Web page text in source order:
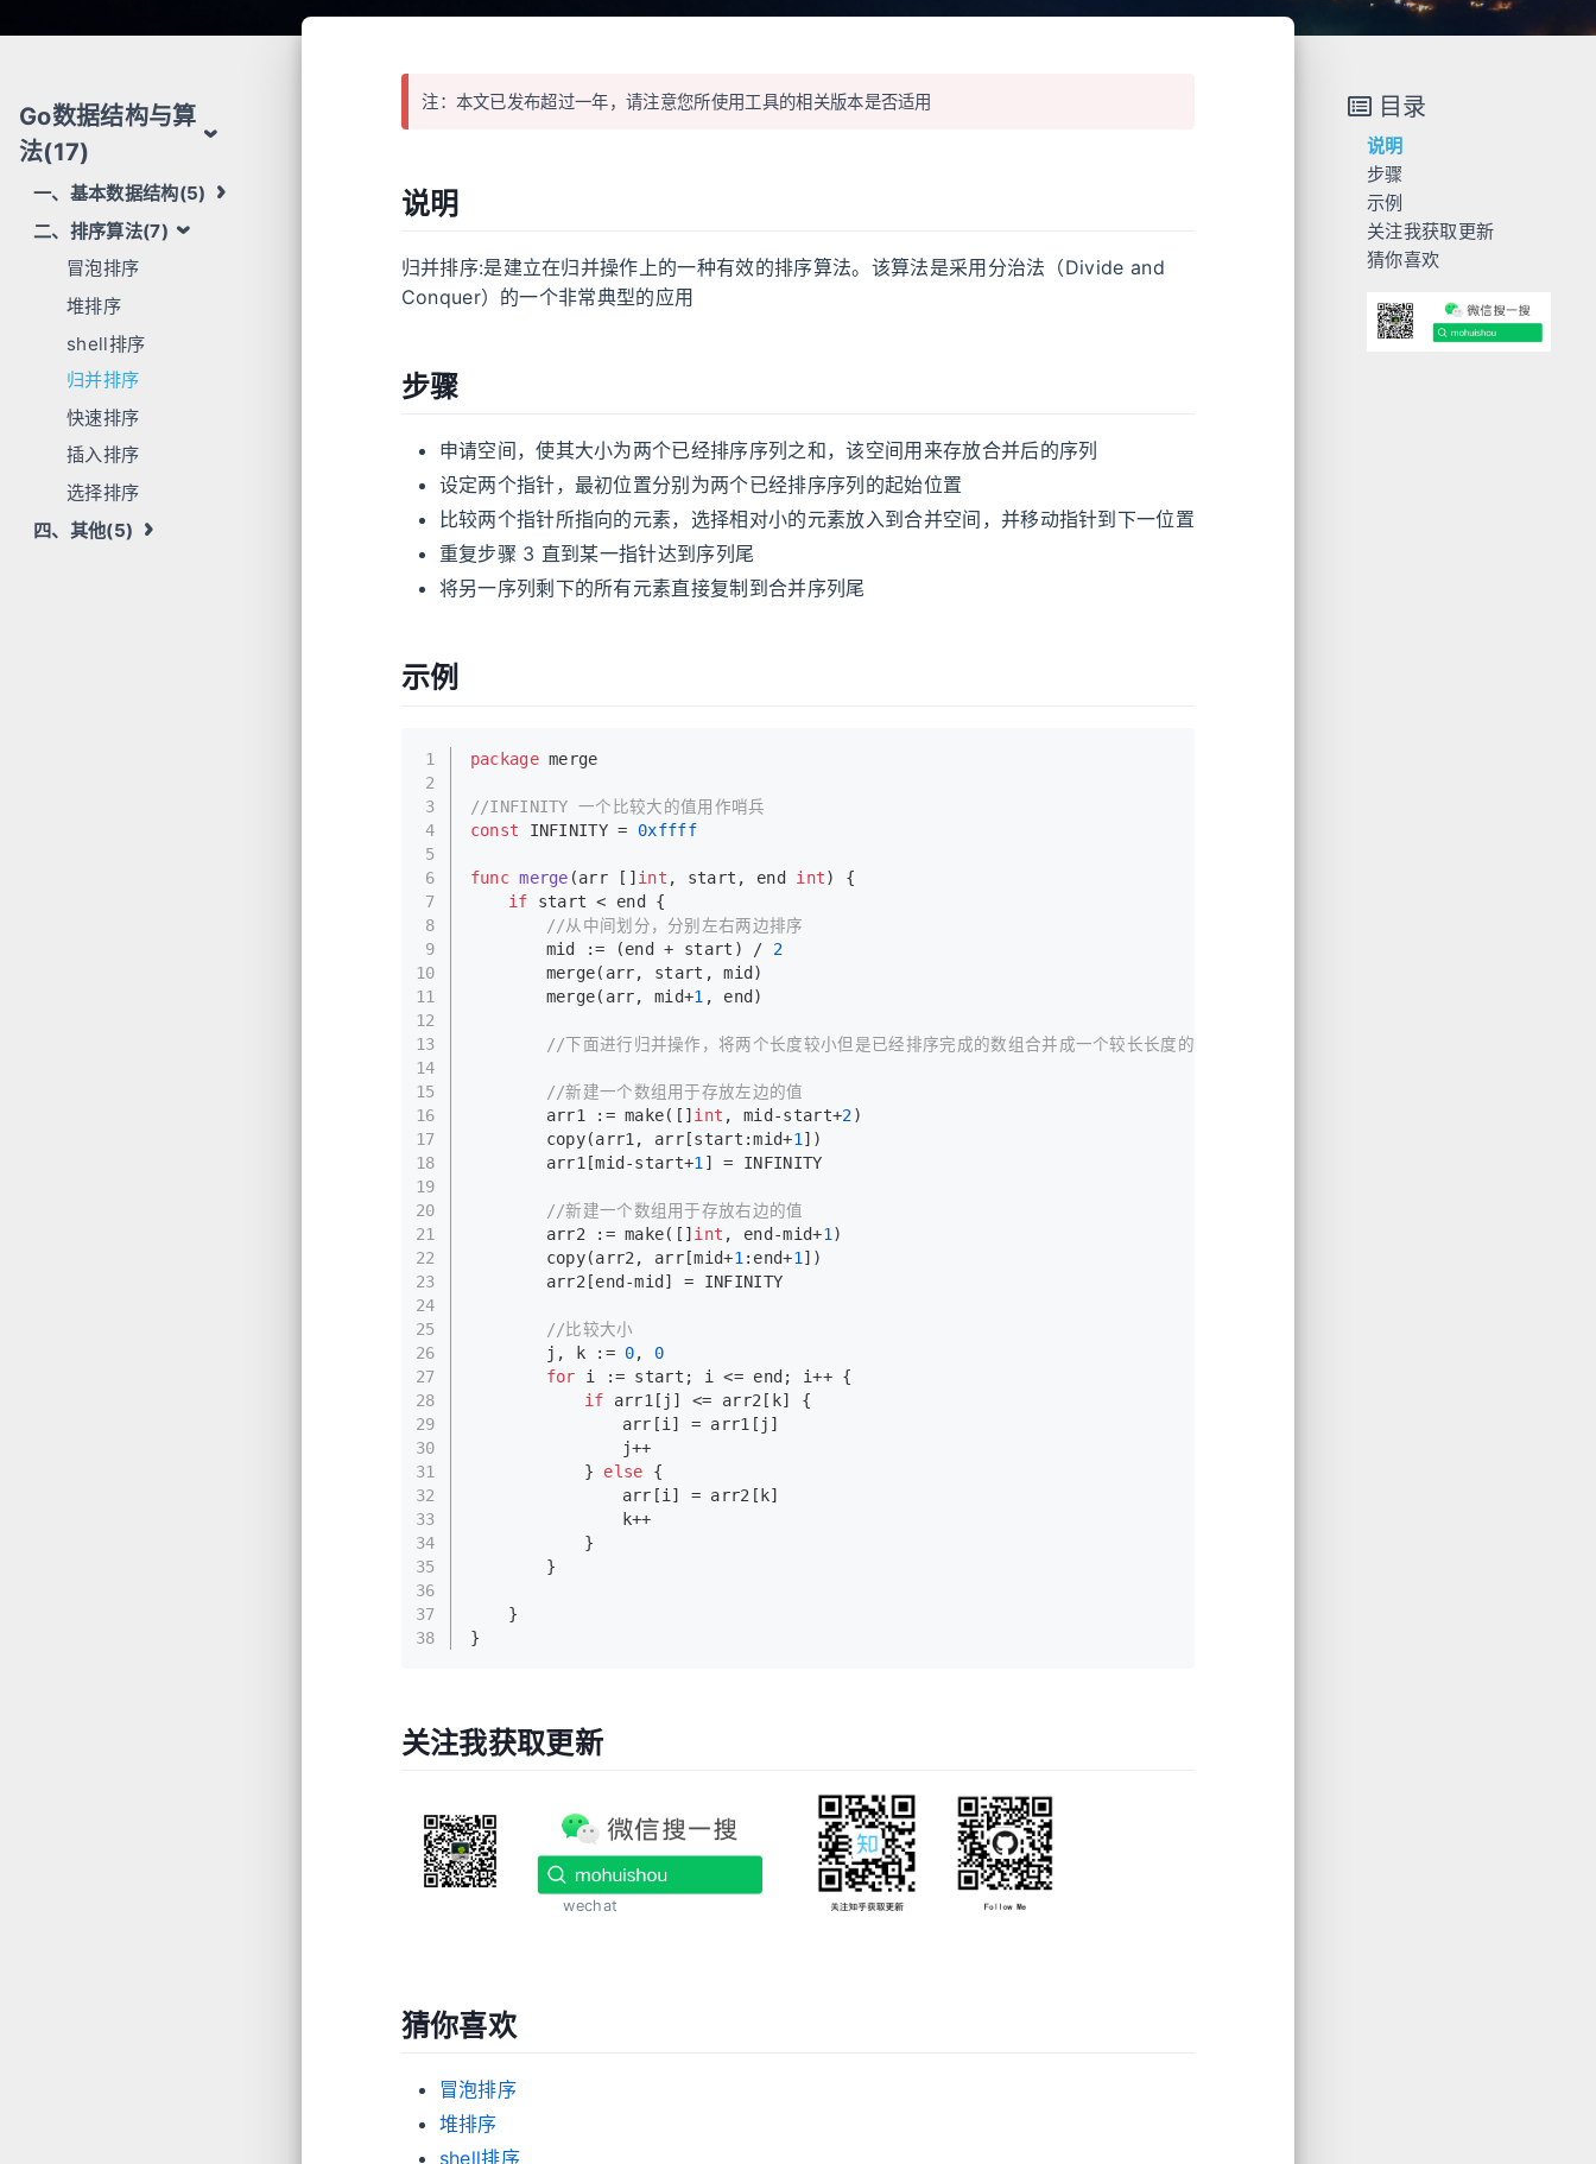
Go数据结构与算
法(17)
一、基本数据结构(5)
二、排序算法(7)
冒泡排序
堆排序
shell排序
归并排序
快速排序
插入排序
选择排序
四、其他(5)
注：本文已发布超过一年，请注意您所使用工具的相关版本是否适用
说明
归并排序:是建立在归并操作上的一种有效的排序算法。该算法是采用分治法（Divide and
Conquer）的一个非常典型的应用
步骤
申请空间，使其大小为两个已经排序序列之和，该空间用来存放合并后的序列
设定两个指针，最初位置分别为两个已经排序序列的起始位置
比较两个指针所指向的元素，选择相对小的元素放入到合并空间，并移动指针到下一位置
重复步骤 3 直到某一指针达到序列尾
将另一序列剩下的所有元素直接复制到合并序列尾
示例
1
2
3
4
5
6
7
8
9
10
11
12
13
14
15
16
17
18
19
20
21
22
23
24
25
26
27
28
29
30
31
32
33
34
35
36
37
38
package merge
//INFINITY 一个比较大的值用作哨兵
const INFINITY = 0xffff
func merge (arr []int , start, end int)
{
if start < end {
//从中间划分，分别左右两边排序
		mid := (end + start) /
2
		merge(arr, start, mid)
		merge(arr, mid+
1 , end)
//下面进行归并操作，将两个长度较小但是已经排序完成的数组合并成一个较长长度的排序数组
//新建一个数组用于存放左边的值
		arr1 :=
make([]int , mid-start+2)
copy(arr1, arr[start:mid+1 ])
		arr1[mid-start+
1 ] = INFINITY
//新建一个数组用于存放右边的值
		arr2 :=
make([]int , end-mid+1 )
copy(arr2, arr[mid+1 :end+1 ])
		arr2[end-mid] = INFINITY
//比较大小
		j, k :=
0, 0
for i := start; i <= end; i++ {
if arr1[j] <= arr2[k] {
				arr[i] = arr1[j]
				j++
			}
else {
				arr[i] = arr2[k]
				k++
			}
		}
	}
}
关注我获取更新
wechat
猜你喜欢
冒泡排序
堆排序
shell排序
目录
说明
步骤
示例
关注我获取更新
猜你喜欢